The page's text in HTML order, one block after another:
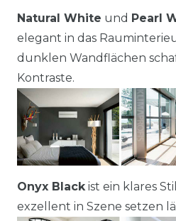
Natural White und Pearl
elegant in das
dunklen Wandflächen
Kontraste.
Onyx Black ist ein klares
exzellent in Szene setzen